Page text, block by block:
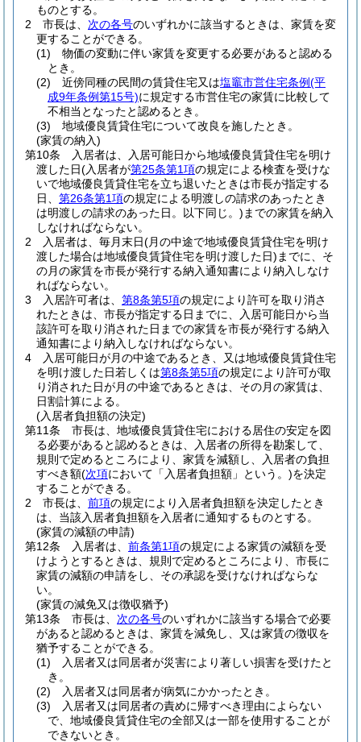
ものとする。
2
市長は、 次の各号のいずれかに該当するときは、家賃を変
更することができる。
(1)
物価の変動に伴い家賃を変更する必要があると認める
とき。
(2)
近傍同種の民間の賃貸住宅又は塩竈市営住宅条例(平
成9年条例第15号)に規定する市営住宅の家賃に比較して
不相当となったと認めるとき。
(3)
地域優良賃貸住宅について改良を施したとき。
(家賃の納入)
第10条
入居者は、入居可能日から地域優良賃貸住宅を明け
渡した日(入居者が第25条第1項の規定による検査を受けな
いで地域優良賃貸住宅を立ち退いたときは市長が指定する
日、 第26条第1項の規定による明渡しの請求のあったとき
は明渡しの請求のあった日。以下同じ。) までの家賃を納入
しなければならない。
2
入居者は、毎月末日(月の中途で地域優良賃貸住宅を明け
渡した場合は地域優良賃貸住宅を明け渡した日) までに、そ
の月の家賃を市長が発行する納入通知書により納入しなけ
ればならない。
3
入居許可者は、 第8条第5項の規定により許可を取り消さ
れたときは、市長が指定する日までに、入居可能日から当
該許可を取り消された日までの家賃を市長が発行する納入
通知書により納入しなければならない。
4
入居可能日が月の中途であるとき、又は地域優良賃貸住宅
を明け渡した日若しくは第8条第5項の規定により許可が取
り消された日が月の中途であるときは、その月の家賃は、
日割計算による。
(入居者負担額の決定)
第11条
市長は、地域優良賃貸住宅における居住の安定を図
る必要があると認めるときは、入居者の所得を勘案して、
規則で定めるところにより、家賃を減額し、入居者の負担
すべき額(次項において「入居者負担額」という。)を決定
することができる。
2
市長は、 前項の規定により入居者負担額を決定したとき
は、当該入居者負担額を入居者に通知するものとする。
(家賃の減額の申請)
第12条
入居者は、 前条第1項の規定による家賃の減額を受
けようとするときは、規則で定めるところにより、市長に
家賃の減額の申請をし、その承認を受けなければならな
い。
(家賃の減免又は徴収猶予)
第13条
市長は、 次の各号のいずれかに該当する場合で必要
があると認めるときは、家賃を減免し、又は家賃の徴収を
猶予することができる。
(1)
入居者又は同居者が災害により著しい損害を受けたと
き。
(2)
入居者又は同居者が病気にかかったとき。
(3)
入居者又は同居者の責めに帰すべき理由によらない
で、地域優良賃貸住宅の全部又は一部を使用することが
できないとき。